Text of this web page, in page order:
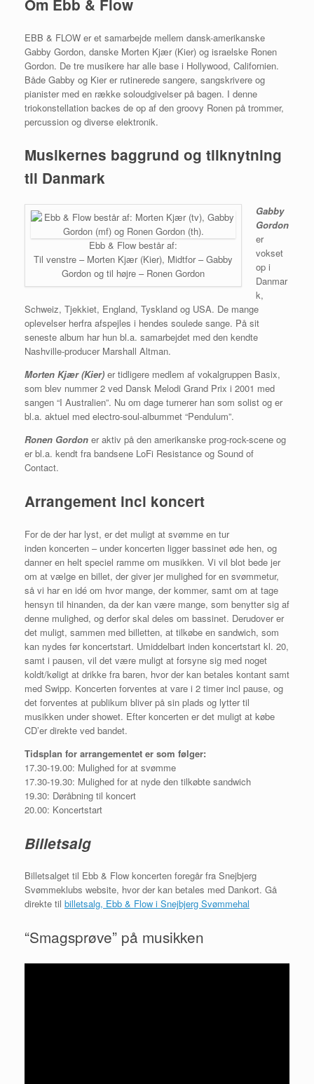
Om Ebb & Flow
EBB & FLOW er et samarbejde mellem dansk-amerikanske
Gabby Gordon, danske Morten Kjær (Kier) og israelske Ronen
Gordon. De tre musikere har alle base i Hollywood, Californien.
Både Gabby og Kier er rutinerede sangere, sangskrivere og
pianister med en række soloudgivelser på bagen. I denne
triokonstellation backes de op af den groovy Ronen på trommer,
percussion og diverse elektronik.
Musikernes baggrund og tilknytning
til Danmark
Ebb & Flow består af:
Til venstre – Morten Kjær (Kier), Midtfor – Gabby
Gordon og til højre – Ronen Gordon
Gabby
Gordon
er
vokset
op i
Danmar
k,
Schweiz, Tjekkiet, England, Tyskland og USA. De mange
oplevelser herfra afspejles i hendes soulede sange. På sit
seneste album har hun bl.a. samarbejdet med den kendte
Nashville-producer Marshall Altman.
Morten Kjær (Kier) er tidligere medlem af vokalgruppen Basix,
som blev nummer 2 ved Dansk Melodi Grand Prix i 2001 med
sangen “I Australien”. Nu om dage turnerer han som solist og er
bl.a. aktuel med electro-soul-albummet “Pendulum”.
Ronen Gordon er aktiv på den amerikanske prog-rock-scene og
er bl.a. kendt fra bandsene LoFi Resistance og Sound of
Contact.
Arrangement incl koncert
For de der har lyst, er det muligt at svømme en tur
inden koncerten – under koncerten ligger bassinet øde hen, og
danner en helt speciel ramme om musikken. Vi vil blot bede jer
om at vælge en billet, der giver jer mulighed for en svømmetur,
så vi har en idé om hvor mange, der kommer, samt om at tage
hensyn til hinanden, da der kan være mange, som benytter sig af
denne mulighed, og derfor skal deles om bassinet. Derudover er
det muligt, sammen med billetten, at tilkøbe en sandwich, som
kan nydes før koncertstart. Umiddelbart inden koncertstart kl. 20,
samt i pausen, vil det være muligt at forsyne sig med noget
koldt/køligt at drikke fra baren, hvor der kan betales kontant samt
med Swipp. Koncerten forventes at vare i 2 timer incl pause, og
det forventes at publikum bliver på sin plads og lytter til
musikken under showet. Efter koncerten er det muligt at købe
CD’er direkte ved bandet.
Tidsplan for arrangementet er som følger:
17.30-19.00: Mulighed for at svømme
17.30-19.30: Mulighed for at nyde den tilkøbte sandwich
19.30: Døråbning til koncert
20.00: Koncertstart
Billetsalg
Billetsalget til Ebb & Flow koncerten foregår fra Snejbjerg
Svømmeklubs website, hvor der kan betales med Dankort. Gå
direkte til billetsalg, Ebb & Flow i Snejbjerg Svømmehal
“Smagsprøve” på musikken